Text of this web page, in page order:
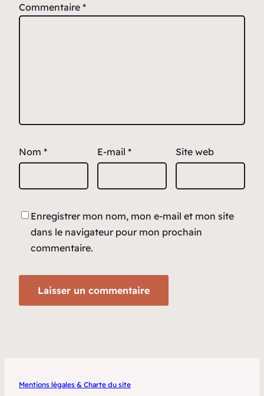
Commentaire *
Nom * E-mail * Site web
Enregistrer mon nom, mon e-mail et mon site
dans le navigateur pour mon prochain
commentaire.
Mentions légales & Charte du site